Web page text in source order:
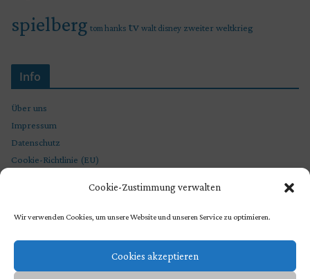
Cookie-Zustimmung verwalten
Wir verwenden Cookies, um unsere Website und unseren Service zu optimieren.
Cookies akzeptieren
spielberg tom hanks tv walt disney zweiter weltkrieg
Info
Über uns
Impressum
Datenschutz
Cookie-Richtlinie (EU)